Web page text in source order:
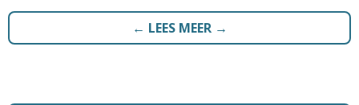
← LEES MEER →